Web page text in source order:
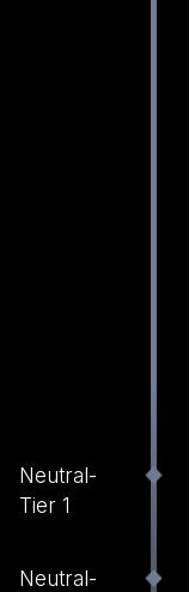
Neutral-
Tier 1
Neutral-